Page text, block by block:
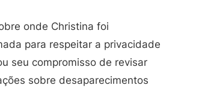
onde Christina foi
para respeitar a privacidade
seu compromisso de revisar
sobre desaparecimentos